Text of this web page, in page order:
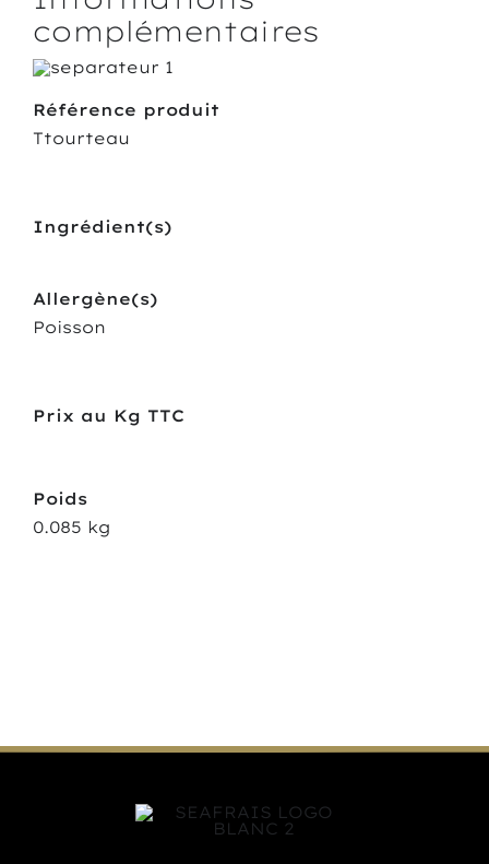
complémentaires
Référence produit
Ttourteau
Ingrédient(s)
Allergène(s)
Poisson
Prix au Kg TTC
Poids
0.085 kg